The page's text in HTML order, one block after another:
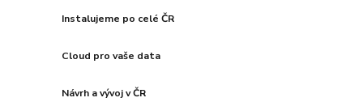
Instalujeme po celé ČR
Cloud pro vaše data
Návrh a vývoj v ČR